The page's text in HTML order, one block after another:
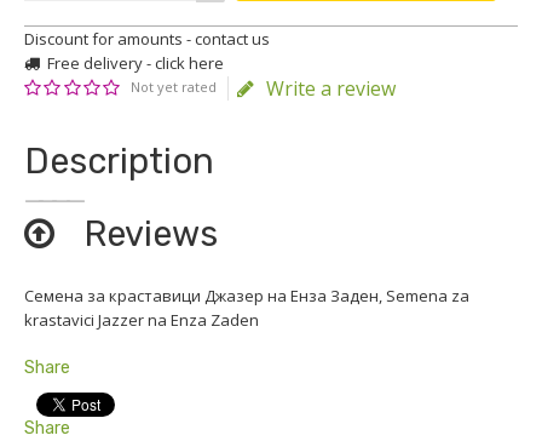
Discount for amounts - contact us
Free delivery - click here
Not yet rated Write a review
Description
Reviews
Семена за краставици Джазер на Енза Заден, Semena za
krastavici Jazzer na Enza Zaden
Share
Share